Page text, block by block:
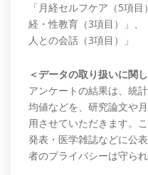
「月経セルフケア（5項
経・性教育（3項目）」
人との会話（3項目）」
＜データの取り扱いに関
アンケートの結果は、統
均値などを、研究論文や
用させていただきます。
発表・医学雑誌などに公
者のプライバシーは守られ